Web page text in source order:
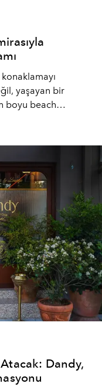
yaşayan bir
boyu beach
buluşturan
buluşuyor.
bu özel
gün batımından
sunuyor.
Dandy,